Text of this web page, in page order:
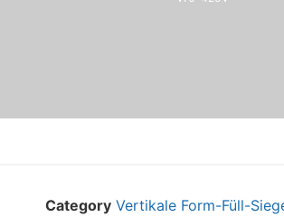
Category Vertikale Form-Füll-